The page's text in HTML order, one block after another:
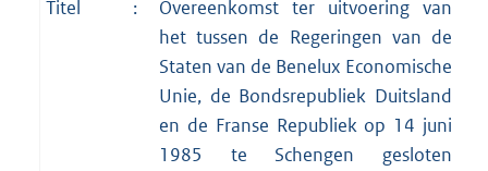
Titel :
Overeenkomst ter uitvoering van
het tussen de Regeringen van de
Staten van de Benelux Economische
Unie, de Bondsrepubliek Duitsland
en de Franse Republiek op 14 juni
1985 te Schengen gesloten